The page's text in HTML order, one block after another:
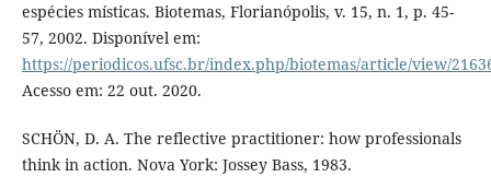
espécies místicas. Biotemas, Florianópolis, v. 15, n. 1, p. 45-
57, 2002. Disponível em:
https://periodicos.ufsc.br/index.php/biotemas/article/view/
Acesso em: 22 out. 2020.
SCHÖN, D. A. The reflective practitioner: how professionals
think in action. Nova York: Jossey Bass, 1983.